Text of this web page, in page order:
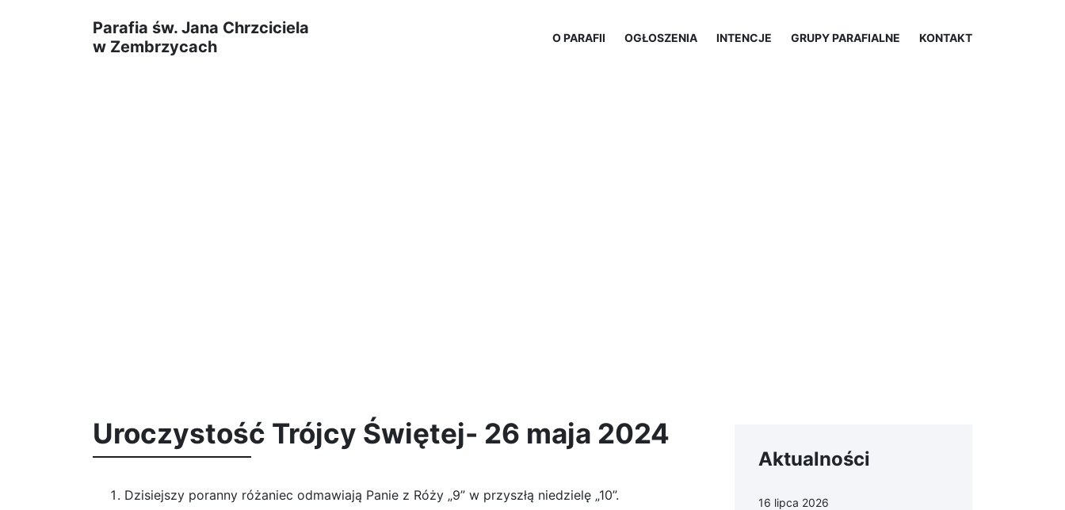
Parafia św. Jana Chrzciciela
w Zembrzycach
O PARAFII OGŁOSZENIA INTENCJE GRUPY PARAFIALNE KONTAKT
Uroczystość Trójcy Świętej- 26 maja 2024
Dzisiejszy poranny różaniec odmawiają Panie z Róży „9” w przyszłą niedzielę „10”.
Aktualności
16 lipca 2026